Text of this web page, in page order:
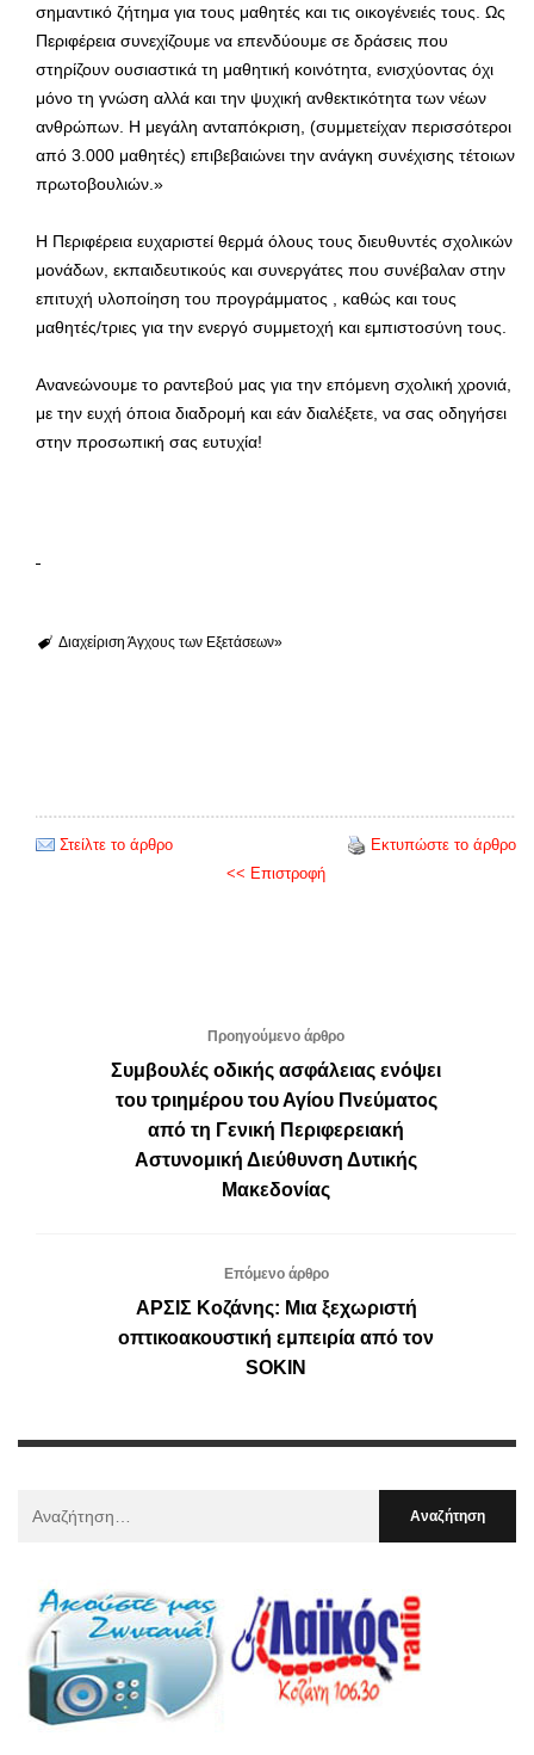
σημαντικό ζήτημα για τους μαθητές και τις οικογένειές τους. Ως
Περιφέρεια συνεχίζουμε να επενδύουμε σε δράσεις που
στηρίζουν ουσιαστικά τη μαθητική κοινότητα, ενισχύοντας όχι
μόνο τη γνώση αλλά και την ψυχική ανθεκτικότητα των νέων
ανθρώπων. Η μεγάλη ανταπόκριση, (συμμετείχαν περισσότεροι
από 3.000 μαθητές) επιβεβαιώνει την ανάγκη συνέχισης τέτοιων
πρωτοβουλιών.»
Η Περιφέρεια ευχαριστεί θερμά όλους τους διευθυντές σχολικών
μονάδων, εκπαιδευτικούς και συνεργάτες που συνέβαλαν στην
επιτυχή υλοποίηση του προγράμματος , καθώς και τους
μαθητές/τριες για την ενεργό συμμετοχή και εμπιστοσύνη τους.
Ανανεώνουμε το ραντεβού μας για την επόμενη σχολική χρονιά,
με την ευχή όποια διαδρομή και εάν διαλέξετε, να σας οδηγήσει
στην προσωπική σας ευτυχία!
Διαχείριση Άγχους των Εξετάσεων»
Στείλτε το άρθρο
Εκτυπώστε το άρθρο
<< Επιστροφή
Προηγούμενο άρθρο
Συμβουλές οδικής ασφάλειας ενόψει
του τριημέρου του Αγίου Πνεύματος
από τη Γενική Περιφερειακή
Αστυνομική Διεύθυνση Δυτικής
Μακεδονίας
Επόμενο άρθρο
ΑΡΣΙΣ Κοζάνης: Μια ξεχωριστή
οπτικοακουστική εμπειρία από τον
SOKIN